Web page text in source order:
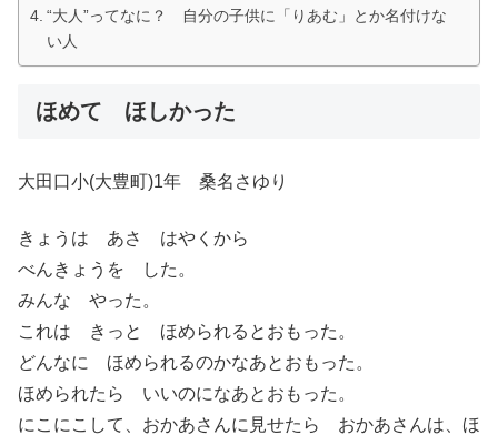
“大人”ってなに？ 自分の子供に「りあむ」とか名付けな
い人
ほめて ほしかった
大田口小(大豊町)1年 桑名さゆり
きょうは あさ はやくから
べんきょうを した。
みんな やった。
これは きっと ほめられるとおもった。
どんなに ほめられるのかなあとおもった。
ほめられたら いいのになあとおもった。
にこにこして、おかあさんに見せたら おかあさんは、ほ